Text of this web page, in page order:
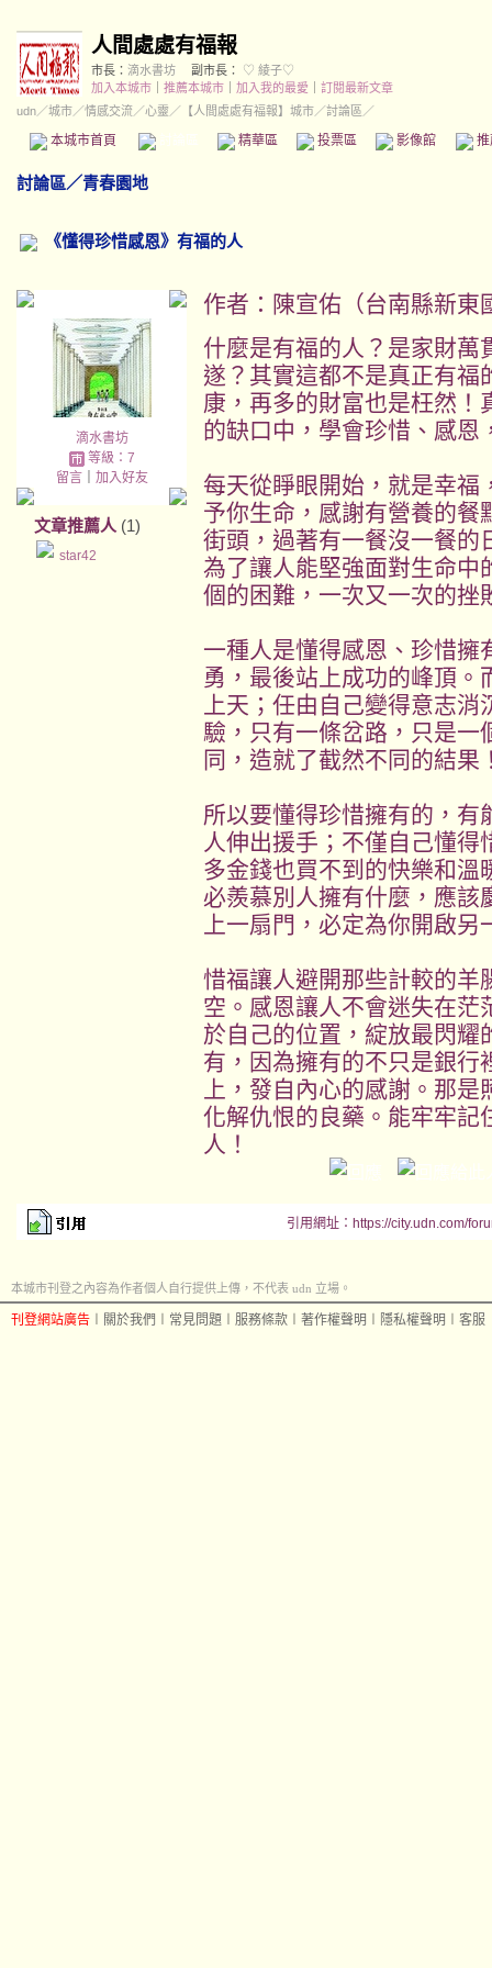
人間處處有福報
市長： 滴水書坊 副市長：
♡ 綾子♡
加入本城市
推薦本城市 加入我的最愛
訂閱最新文章
udn／城市／情感交流／心靈 ／ 【人間處處有福報】城市／討論區／
本城市首頁 精華區 投票區 影像館
討論區／青春園地
《懂得珍惜感恩》有福的人
滴水書坊
等級：7
留言｜ 加入好友
文章推薦人 (1)
star42
作者： 陳宣佑（台南縣新東
什麼是有福的人？是家財萬
遂？其實這都不是真正有福
康，再多的財富也是枉然！
的缺口中，學會珍惜、感恩
每天從睜眼開始，就是幸福
予你生命，感謝有營養的餐
街頭，過著有一餐沒一餐的
為了讓人能堅強面對生命中
個的困難，一次又一次的挫
一種人是懂得感恩、珍惜擁
勇，最後站上成功的峰頂。
上天；任由自己變得意志
驗，只有一條岔路，只是一
同，造就了截然不同的結果
所以要懂得珍惜擁有的，有
人伸出援手；不僅自己懂
多金錢也買不到的快樂和溫
必羨慕別人擁有什麼，應該
上一扇門，必定為你開啟另
惜福讓人避開那些計較的羊
空。感恩讓人不會迷失在茫
於自己的位置，綻放最閃耀
有，因為擁有的不只是銀行
上，發自內心的感謝。那
化解仇恨的良藥。能牢牢記
人！
引用網址：https://city.udn.com/
本城市刊登之內容為作者個人自行提供上傳，不代表 udn 立場。
刊登網站廣告 關於我們 常見問題 服務條款 著作權聲明 隱私權聲明 客服